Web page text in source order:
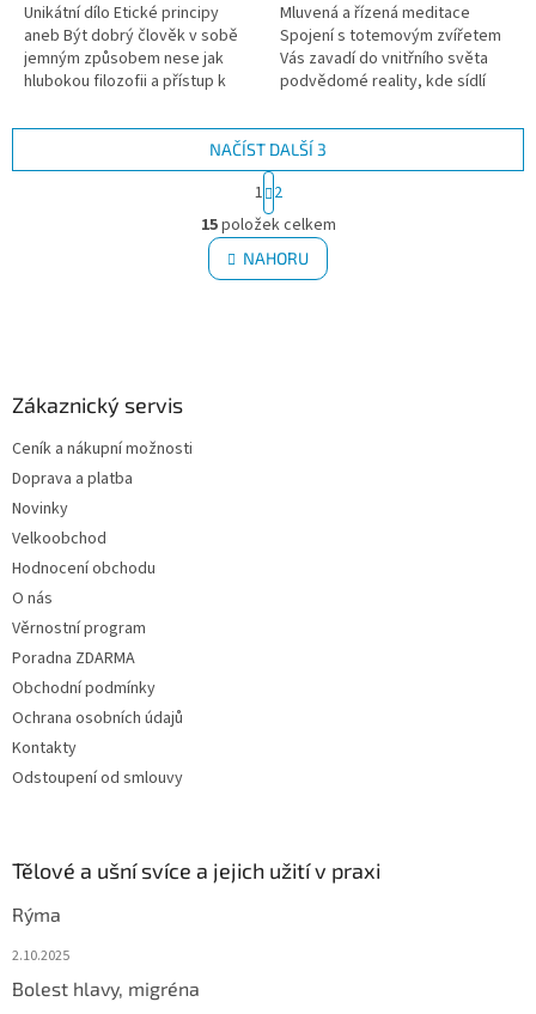
Unikátní dílo Etické principy
aneb Být dobrý člověk v sobě
jemným způsobem nese jak
hlubokou filozofii a přístup k
sebereflexní praktickou část....
Mluvená a řízená meditace
Spojení s totemovým zvířetem
Vás zavadí do vnitřního světa
podvědomé reality, kde sídlí
sféře, kterou vnitřně
prožíváme...
O
v
l
á
NAČÍST DALŠÍ 3
S
t
r
á
n
k
1 2
15položek celkem
NAHORU
Zákaznický servis
Ceník a nákupní možnosti
Doprava a platba
Novinky
Velkoobchod
Hodnocení obchodu
O nás
Věrnostní program
Poradna ZDARMA
Obchodní podmínky
Ochrana osobních údajů
Kontakty
Odstoupení od smlouvy
Tělové a ušní svíce a jejich užití v praxi
Rýma
2.10.2025
Bolest hlavy, migréna